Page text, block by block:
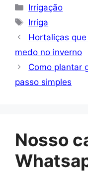
Categorias
Irrigação
Tags
Irriga
Hortaliças
medo no inverno
Como plantar
passo simples
Nosso